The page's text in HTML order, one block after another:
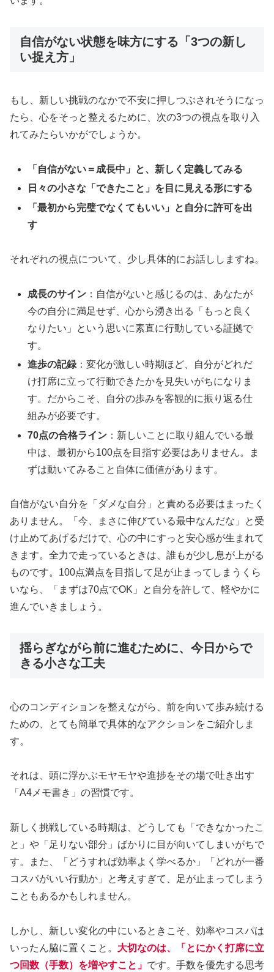
自信がない状態を味方にする「3つの新し
い捉え方」
もし、新しい挑戦のなかで不安に押しつぶされそうになっ
たら、心をそっと整えるために、次の3つの視点を取り入
れてみたらいかがでしょうか。
「自信がない＝成長中」と、新しく定義してみる
日々の小さな「できたこと」を目に見える形にする
「最初から完璧でなくてもいい」と自分に許可を出
す
それぞれの視点について、少し具体的にお話ししますね。
成長のサイン ：自信がないと感じるのは、あなたが
今の自分に満足せず、心から湧き出る「もっと良く
なりたい」という思いに素直に行動している証拠で
す。
進歩の記録 ：変化が激しい時期ほど、自分がどれだ
け打席に立って行動できたかを見失いがちになりま
す。だからこそ、自分の歩みを客観的に振り返る仕
組みが必要です。
70点の合格ライン ：新しいことに取り組んでいる最
中は、最初から100点を目指す必要はありません。ま
ずは動いてみること自体に価値があります。
自信がない自分を「ダメな自分」と責める必要はまったく
ありません。「今、まさに伸びている最中なんだな」と受
け止めてあげるだけで、心の中にすっと安心感が生まれて
きます。全力で走っているときは、誰もが少し息が上がる
ものです。100点満点を目指して足が止まってしまうくら
いなら、「まずは70点でOK」と自分を許して、軽やかに
進んでいきましょう。
揺らぎながら前に進むために、今日からで
きる小さな工夫
心のコンディションを整えながら、前を向いて歩み続ける
ための、とても簡単で具体的なアクションをご紹介しま
す。
それは、頭に浮かぶモヤモヤや進捗をその場で吐き出す
「A4メモ書き」の習慣です。
新しく挑戦している時期は、どうしても「できなかったこ
と」や「足りない部分」ばかりに目が向いてしまいがちで
す。また、「どうすれば効率よく学べるか」「どれが一番
コスパがいい行動か」と考えすぎて、足が止まってしまう
こともあるかもしれません。
しかし、新しい変化の中にいるときこそ、効率やコスパは
いったん脇に置くこと。 大切なのは、「とにかく打席に立
つ回数（手数）を増やすこと」 です。手数を優先する思考